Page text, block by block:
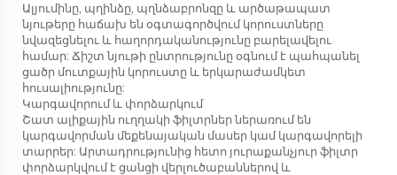
Ալյումինը, պղինձը, պղնձաբրոնզը և արծաթապատ
նյութերը հաճախ են օգտագործվում կորուստները
նվազեցնելու և հաղորդականությունը բարելավելու
համար: Ճիշտ նյութի ընտրությունը օգնում է պահպանել
ցածր մուտքային կորուստը և երկարաժամկետ
հուսալիությունը:
Կարգավորում և փորձարկում
Շատ ալիքային ուղղակի ֆիլտրներ ներառում են
կարգավորման մեքենայական մասեր կամ կարգավորելի
տարրեր: Արտադրությունից հետո յուրաքանչյուր ֆիլտր
փորձարկվում է ցանցի վերլուծաբաններով և